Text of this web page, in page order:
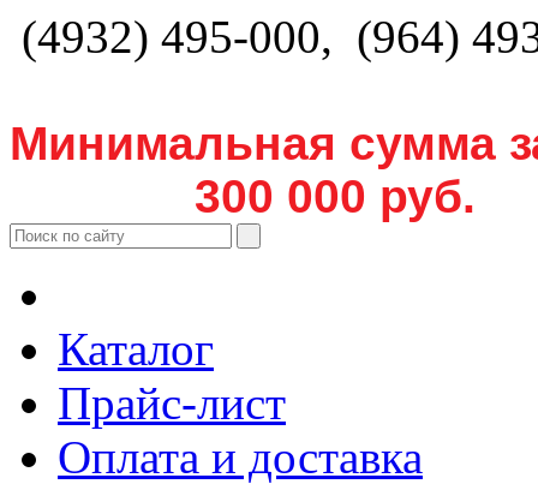
(4932) 495-000, (964)
Минимальная сумма
300 000 руб.
Каталог
Прайс-лист
Оплата и доставка